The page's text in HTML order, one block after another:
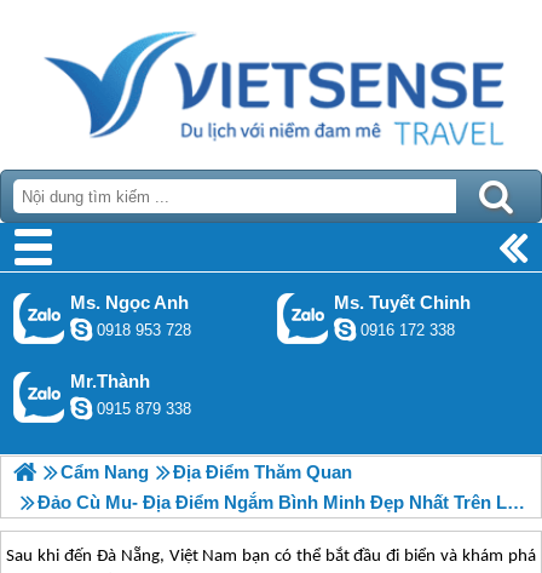
Ms. Ngọc Anh
0918 953 728
Ms. Tuyết Chinh
0916 172 338
Mr.Thành
0915 879 338
Cẩm Nang
Địa Điểm Thăm Quan
Đảo Cù Mu- Địa Điểm Ngắm Bình Minh Đẹp Nhất Trên Lý Sơn
Sau khi đến Đà Nẵng, Việt Nam bạn có thể bắt đầu đi biển và khám phá